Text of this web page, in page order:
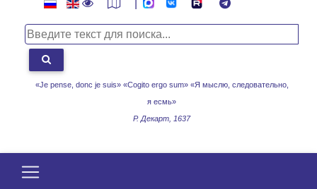
«Je pense, donc je suis» «Cogito ergo sum» «Я мыслю, следовательно,
я есмь»
Р. Декарт, 1637